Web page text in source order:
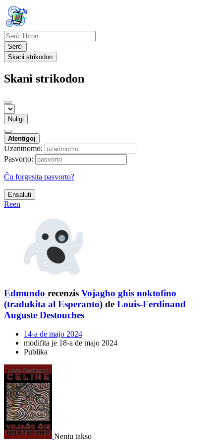
Serĉi
Skani strikodon
Skani strikodon
Nuligi
Atentigoj
Uzantnomo:
Pasvorto:
Ĉu forgesita pasvorto?
Ensaluti
Reen
Edmundo recenzis Vojagho ghis noktofino
(tradukita al Esperanto) de Louis-Ferdinand
Auguste Destouches
14-a de majo 2024
modifita je 18-a de majo 2024
Publika
Neniu takso